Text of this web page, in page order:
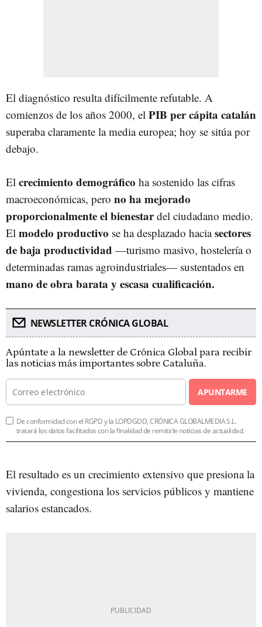
El diagnóstico resulta difícilmente refutable. A
comienzos de los años 2000, el PIB per cápita catalán
superaba claramente la media europea; hoy se sitúa por
debajo.
El crecimiento demográfico ha sostenido las cifras
macroeconómicas, pero no ha mejorado
proporcionalmente el bienestardel ciudadano medio.
El modelo productivo se ha desplazado haciasectores
de baja productividad —turismo masivo, hostelería o
determinadas ramas agroindustriales— sustentados en
mano de obra barata y escasa cualificación.
NEWSLETTER CRÓNICA GLOBAL
Apúntate a la newsletter de Crónica Global para recibir
las noticias más importantes sobre Cataluña.
APUNTARME
De conformidad con el RGPD y la LOPDGDD, CRÓNICA GLOBALMEDIA S.L.
tratará los datos facilitados con la finalidad de remitirle noticias de actualidad.
El resultado es un crecimiento extensivo que presiona la
vivienda, congestiona los servicios públicos y mantiene
salarios estancados.